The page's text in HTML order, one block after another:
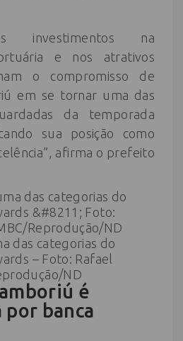
investimentos na
e nos atrativos
o compromisso de
em se tornar uma das
da temporada
sua posição como
afirma o prefeito
das categorias do
– Foto: Rafael
ND
é
por banca